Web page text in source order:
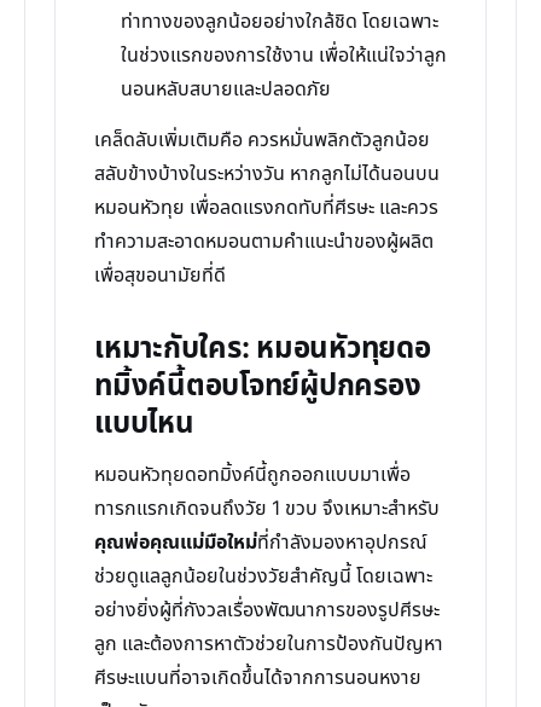
ท่าทางของลูกน้อยอย่างใกล้ชิด โดยเฉพาะ
ในช่วงแรกของการใช้งาน เพื่อให้แน่ใจว่าลูก
นอนหลับสบายและปลอดภัย
เคล็ดลับเพิ่มเติมคือ ควรหมั่นพลิกตัวลูกน้อย
สลับข้างบ้างในระหว่างวัน หากลูกไม่ได้นอนบน
หมอนหัวทุย เพื่อลดแรงกดทับที่ศีรษะ และควร
ทำความสะอาดหมอนตามคำแนะนำของผู้ผลิต
เพื่อสุขอนามัยที่ดี
เหมาะกับใคร: หมอนหัวทุยดอ
ทมิ้งค์นี้ตอบโจทย์ผู้ปกครอง
แบบไหน
หมอนหัวทุยดอทมิ้งค์นี้ถูกออกแบบมาเพื่อ
ทารกแรกเกิดจนถึงวัย 1 ขวบ จึงเหมาะสำหรับ
คุณพ่อคุณแม่มือใหม่ที่กำลังมองหาอุปกรณ์
ช่วยดูแลลูกน้อยในช่วงวัยสำคัญนี้ โดยเฉพาะ
อย่างยิ่งผู้ที่กังวลเรื่องพัฒนาการของรูปศีรษะ
ลูก และต้องการหาตัวช่วยในการป้องกันปัญหา
ศีรษะแบนที่อาจเกิดขึ้นได้จากการนอนหงาย